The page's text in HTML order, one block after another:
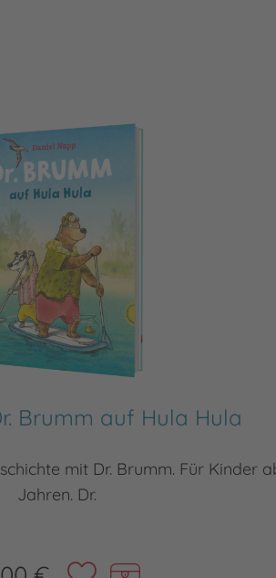
Brumm auf Hula Hula
mit Dr. Brumm. Für Kinder
Jahren. Dr.